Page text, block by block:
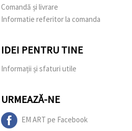
Comandă și livrare
Informatie referitor la comanda
IDEI PENTRU TINE
Informații și sfaturi utile
URMEAZĂ-NE
EM ART pe Facebook